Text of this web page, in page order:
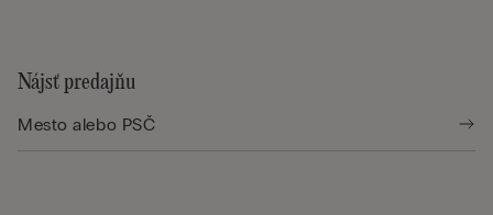
Nájsť predajňu